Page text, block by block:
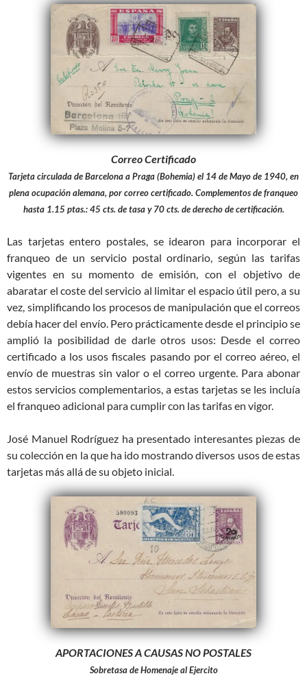
Correo Certificado
Tarjeta circulada de Barcelona a Praga (Bohemia) el 14 de Mayo de 1940, en
plena ocupación alemana, por correo certificado. Complementos de franqueo
hasta 1.15 ptas.: 45 cts. de tasa y 70 cts. de derecho de certificación.
Las tarjetas entero postales, se idearon para incorporar el
franqueo de un servicio postal ordinario, según las tarifas
vigentes en su momento de emisión, con el objetivo de
abaratar el coste del servicio al limitar el espacio útil pero, a su
vez, simplificando los procesos de manipulación que el correos
debía hacer del envío. Pero prácticamente desde el principio se
amplió la posibilidad de darle otros usos: Desde el correo
certificado a los usos fiscales pasando por el correo aéreo, el
envío de muestras sin valor o el correo urgente. Para abonar
estos servicios complementarios, a estas tarjetas se les incluía
el franqueo adicional para cumplir con las tarifas en vigor.
José Manuel Rodríguez ha presentado interesantes piezas de
su colección en la que ha ido mostrando diversos usos de estas
tarjetas más allá de su objeto inicial.
APORTACIONES A CAUSAS NO POSTALES
Sobretasa de Homenaje al Ejercito